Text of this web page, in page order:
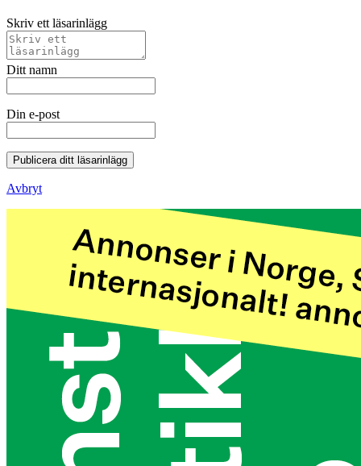
Skriv ett läsarinlägg
Ditt namn
Din e-post
Publicera ditt läsarinlägg
Avbryt